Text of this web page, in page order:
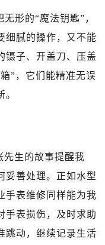
形的“魔法钥匙”，
细腻的操作，又不能
镊子、开盖刀、压盖
”，它们能精准无误
先生的故事提醒我
妥善处理。正如水型
手表维修同样能为我
手表损伤，及时求助
跳动，继续记录生活